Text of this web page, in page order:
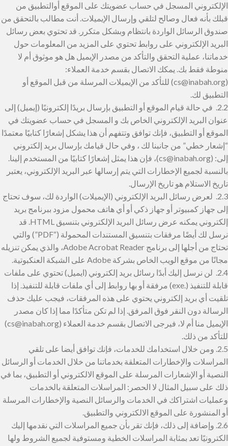
الإلكتروني المسجل في حساب عضويتك على الموقع أوالتطبيق من
قبلك بأنه فعال وصالح لتلقي وإرسال الإيميلات. أنت مطالب بالتحقق من
صندوق الرسائل الواردة بانتظام وبشكل متكرر. قد تحتوي بعض رسائل
البريد الإلكتروني على روابط تحتوي على المزيد من المعلومات حول
خدماتنا، عملية التحقق والتأكد من مصدر الإيميل هل هو موثوق أم لا
منوطة فقط بك. يمكك الاتصال بقسم خدمة العملاء:
(cs@inabah.org) للتأكد من الإيميلات المرسلة من قبل الموقع أو
التطبيق لك.
2.2. في حالة قيام الموقع أو التطبيق بإرسال بريدًا إلكترونيًا (إيميل) إلى
عنوان البريد الإلكتروني الخاص بك و المسجل في حساب عضويتك في
الموقع أو التطبيق، فإنك توافق وتتفهم أن هذا يشكل إشعارًا كتابيًا معتمدًا
“إشعار خطي” من جانبنا لك ، وفي حال قيامك بإرسال بريد إلكتروني
إلى: (cs@inabah.org)، فإن هذا يمثل إشعارًا كتابيًا من المستخدم إلينا.
بالنسبة لجميع الإخطارات التي يتم إرسالها عبر البريد الإلكتروني، يعتبر
تاريخ الاستلام هو تاريخ الإرسال.
2.3. لعرض رسائل البريد الإلكتروني (الإيميلات) الواردة لك، سوف تحتاج
إلى جهاز كمبيوتر أو جهاز ذكي أو أي هاتف محمول مزود ببرنامج بريد
إلكتروني يمكنه عرض رسائل البريد الإلكتروني بتنسيق HTML. قد
نرسل لك أيضًا مرفقات بتنسيق المستندات المحمولة (“PDF”) والتي
تحتاج من أجلها إلى برنامج Adobe Acrobat Reader، والذي يمكن تنزيله
مجانًا من موقع الويب الخاص بشركة Adobe على الشبكة العنكبوتية.
2.4. لن نرسل إليك أبدًا رسائل بريد إلكتروني (ايميل) تحتوي على ملفات
قابلة للتنفيذ (.exe) مرفقة أو بها روابط إلى أي ملفات قابلة للتنفيذ. إذا
تلقيت أي بريد إلكتروني يحتوي على هذه المرفقات، فيجب عليك حذف
الرسالة دون النقر فوق المرفق. إذا لم تكن متأكدًا مما إذا كان مصدر
الإيميل منا أم لا، فيرجى الاتصال بقسم خدمة العملاء (cs@inabah.org)
للتأكد من ذلك.
2.5. ومن خلال استخدامك للخدمات، فإنك توافق أيضا على تلقي
المراسلات والإخطارات المتعلقة بخدماتنا من خلال الخدمات أو الرسائل
النصية أو الإشعارات المرسلة على الموقع الالكتروني أو التطبيق، بما في
ذلك على سبيل المثال لا الحصر: المراسلات المتعلقة بالخدمات
وعمليات اشتراكك في الخدمات والرسائل النصية والإخطارات المرسلة
أو المنشورة على الموقع الالكتروني والتطبيق.
2.6. وإضافة إلى ذلك، فإنك تقر بأن جميع المراسلات التي نقدمها إليك
الكترونيًا تعد بمثابة المراسلات الخطية ومستوفية لجميع الشروط ولها